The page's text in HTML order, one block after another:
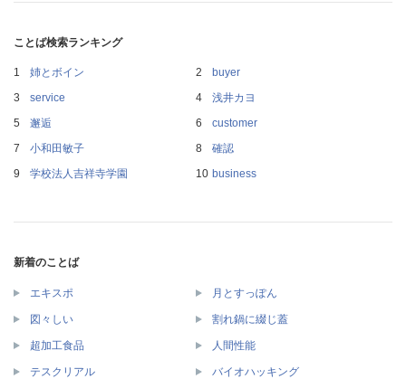
ことば検索ランキング
姉とボイン
buyer
service
浅井カヨ
邂逅
customer
小和田敏子
確認
学校法人吉祥寺学園
business
新着のことば
エキスポ 月とすっぽん
図々しい 割れ鍋に綴じ蓋
超加工食品 人間性能
テスクリアル バイオハッキング